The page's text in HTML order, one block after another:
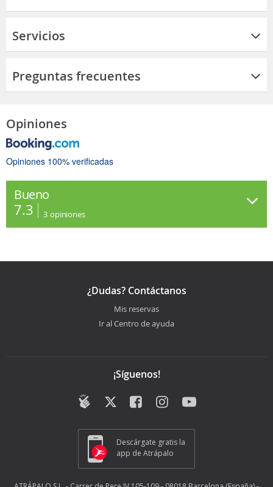
Servicios
Preguntas frecuentes
Opiniones
Opiniones 100% verificadas
Bueno
7.3 3 opiniones
¿Dudas? Contáctanos
Mis reservas
Ir al Centro de ayuda
¡Síguenos!
Descárgate gratis la
app de Atrápalo